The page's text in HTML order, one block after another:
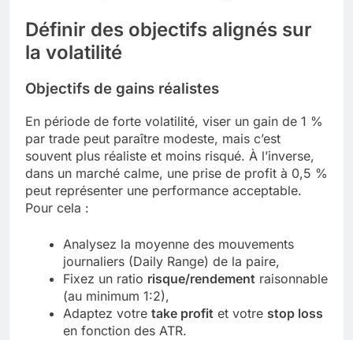
Définir des objectifs alignés sur
la volatilité
Objectifs de gains réalistes
En période de forte volatilité, viser un gain de 1 %
par trade peut paraître modeste, mais c’est
souvent plus réaliste et moins risqué. À l’inverse,
dans un marché calme, une prise de profit à 0,5 %
peut représenter une performance acceptable.
Pour cela :
Analysez la moyenne des mouvements
journaliers (Daily Range) de la paire,
Fixez un ratio risque/rendement raisonnable
(au minimum 1:2),
Adaptez votre take profit et votre stop loss
en fonction des ATR.